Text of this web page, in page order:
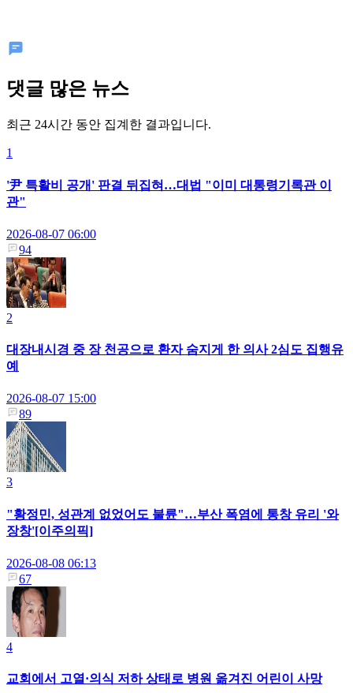
댓글 많은 뉴스
최근 24시간 동안 집계한 결과입니다.
1
'尹 특활비 공개' 판결 뒤집혀…대법 "이미 대통령기록관 이
관"
2026-08-07 06:00
94
2
대장내시경 중 장 천공으로 환자 숨지게 한 의사 2심도 집행유
예
2026-08-07 15:00
89
3
"황정민, 성관계 없었어도 불륜"…부산 폭염에 통창 유리 '와
장창'[이주의픽]
2026-08-08 06:13
67
4
교회에서 고열·의식 저하 상태로 병원 옮겨진 어린이 사망